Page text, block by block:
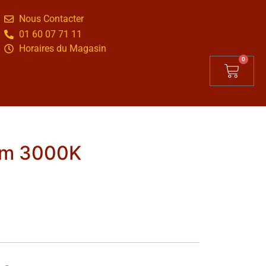
Nous Contacter
01 60 07 71 11
Horaires du Magasin
0
3000K